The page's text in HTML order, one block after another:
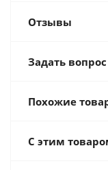
Отзывы
Задать вопрос
Похожие
С этим